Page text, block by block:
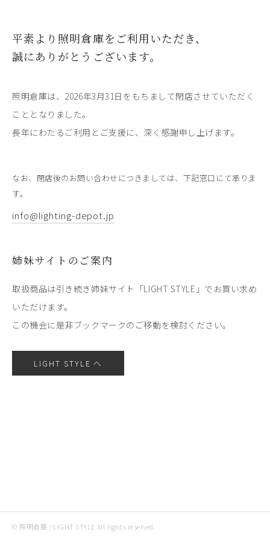
平素より照明倉庫をご利用いただき、
誠にありがとうございます。
照明倉庫は、2026年3月31日をもちまして閉店させていただく
こととなりました。
長年にわたるご利用とご支援に、深く感謝申し上げます。
なお、閉店後のお問い合わせにつきましては、下記窓口にて承りま
す。
info@lighting-depot.jp
姉妹サイトのご案内
取扱商品は引き続き姉妹サイト「LIGHT STYLE」でお買い求め
いただけます。
この機会に是非ブックマークのご移動を検討ください。
LIGHT STYLE へ
© 照明倉庫 / LIGHT STYLE All rights reserved.